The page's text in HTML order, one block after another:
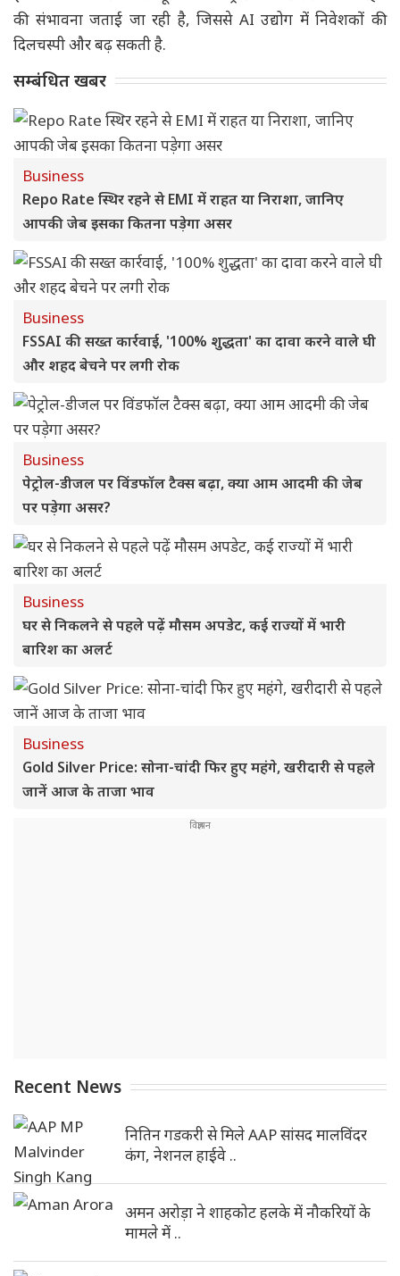
की संभावना जताई जा रही है, जिससे AI उद्योग में निवेशकों की
दिलचस्पी और बढ़ सकती है.
सम्बंधित खबर
Business
Repo Rate स्थिर रहने से EMI में राहत या निराशा, जानिए
आपकी जेब इसका कितना पड़ेगा असर
Business
FSSAI की सख्त कार्रवाई, '100% शुद्धता' का दावा करने वाले घी
और शहद बेचने पर लगी रोक
Business
पेट्रोल-डीजल पर विंडफॉल टैक्स बढ़ा, क्या आम आदमी की जेब
पर पड़ेगा असर?
Business
घर से निकलने से पहले पढ़ें मौसम अपडेट, कई राज्यों में भारी
बारिश का अलर्ट
Business
Gold Silver Price: सोना-चांदी फिर हुए महंगे, खरीदारी से पहले
जानें आज के ताजा भाव
Recent News
नितिन गडकरी से मिले AAP सांसद मालविंदर
कंग, नेशनल हाईवे ..
अमन अरोड़ा ने शाहकोट हलके में नौकरियों के
मामले में ..